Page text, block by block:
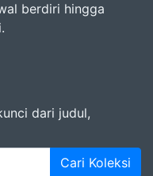
berdiri hingga
dari judul,
Cari Koleksi